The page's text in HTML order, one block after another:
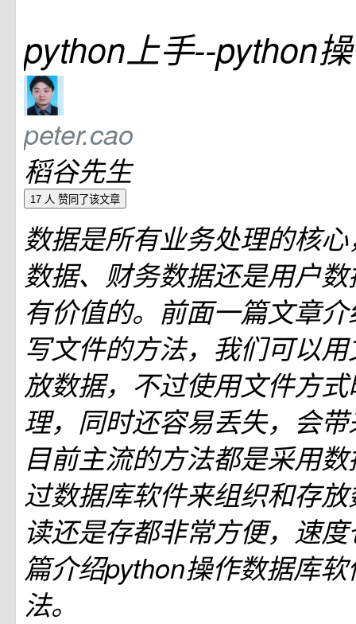
python上手--python
peter.cao
稻谷先生
17 人 赞同了该文章
数据是所有业务处理的核
数据、财务数据还是用户
有价值的。前面一篇文章
写文件的方法，我们可以
放数据，不过使用文件方
理，同时还容易丢失，会
目前主流的方法都是采用
过数据库软件来组织和存
读还是存都非常方便，速
篇介绍python操作数据库
法。